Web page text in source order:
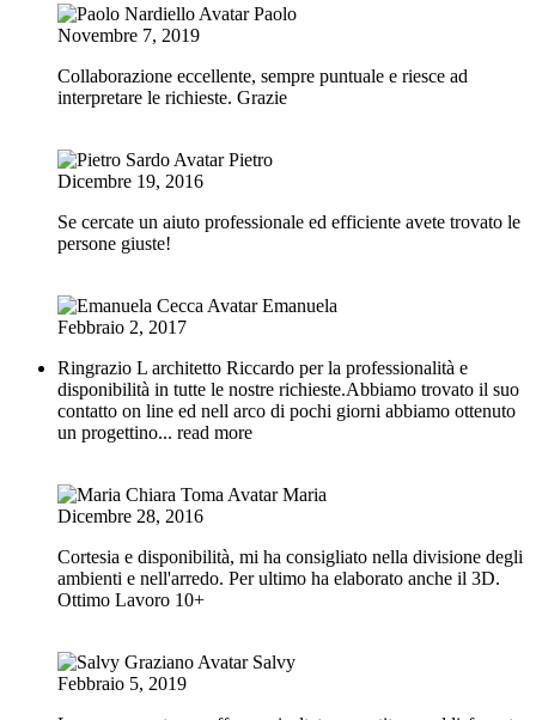
Paolo
Novembre 7, 2019
Collaborazione eccellente, sempre puntuale e riesce ad
interpretare le richieste. Grazie
Pietro
Dicembre 19, 2016
Se cercate un aiuto professionale ed efficiente avete trovato le
persone giuste!
Emanuela
Febbraio 2, 2017
Ringrazio L architetto Riccardo per la professionalità e
disponibilità in tutte le nostre richieste.Abbiamo trovato il suo
contatto on line ed nell arco di pochi giorni abbiamo ottenuto
un progettino... read more
Maria
Dicembre 28, 2016
Cortesia e disponibilità, mi ha consigliato nella divisione degli
ambienti e nell'arredo. Per ultimo ha elaborato anche il 3D.
Ottimo Lavoro 10+
Salvy
Febbraio 5, 2019